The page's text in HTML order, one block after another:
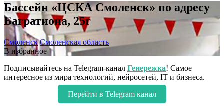
Бассейн «ЦСКА Смоленск» по адресу
Багратиона, 25г
Смоленск Смоленская область
В избранное
Подписывайтесь на Telegram-канал Генережка! Самое
интересное из мира технологий, нейросетей, IT и бизнеса.
Перейти в Telegram канал